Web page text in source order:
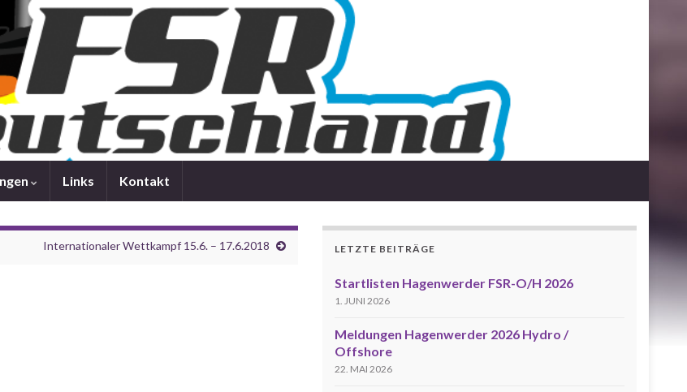
Links Kontakt
Internationaler Wettkampf 15.6. – 17.6.2018 LETZTE BEITRÄGE
Startlisten Hagenwerder FSR-O/H 2026
1. JUNI 2026
Meldungen Hagenwerder 2026 Hydro /
Offshore
22. MAI 2026